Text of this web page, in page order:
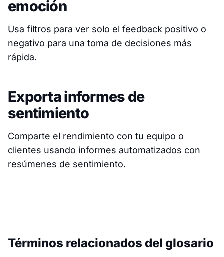
emoción
Usa filtros para ver solo el feedback positivo o
negativo para una toma de decisiones más
rápida.
Exporta informes de
sentimiento
Comparte el rendimiento con tu equipo o
clientes usando informes automatizados con
resúmenes de sentimiento.
Términos relacionados del glosario